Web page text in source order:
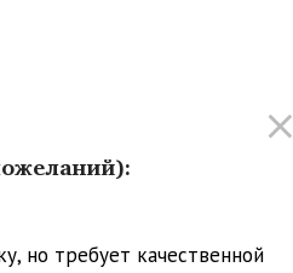
но требует качественной